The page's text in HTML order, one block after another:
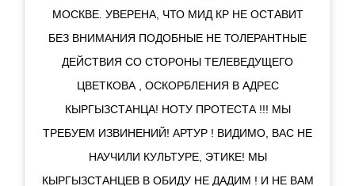
МОСКВЕ. УВЕРЕНА, ЧТО МИД КР НЕ ОСТАВИТ
БЕЗ ВНИМАНИЯ ПОДОБНЫЕ НЕ ТОЛЕРАНТНЫЕ
ДЕЙСТВИЯ СО СТОРОНЫ ТЕЛЕВЕДУЩЕГО
ЦВЕТКОВА , ОСКОРБЛЕНИЯ В АДРЕС
КЫРГЫЗСТАНЦА! НОТУ ПРОТЕСТА !!! МЫ
ТРЕБУЕМ ИЗВИНЕНИЙ! АРТУР ! ВИДИМО, ВАС НЕ
НАУЧИЛИ КУЛЬТУРЕ, ЭТИКЕ! МЫ
КЫРГЫЗСТАНЦЕВ В ОБИДУ НЕ ДАДИМ ! И НЕ ВАМ